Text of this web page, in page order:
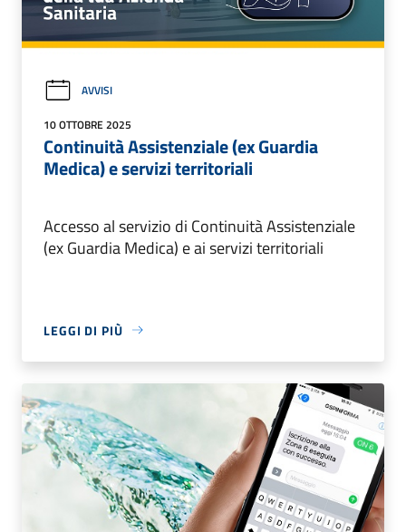
AVVISI
10 OTTOBRE 2025
Continuità Assistenziale (ex Guardia
Medica) e servizi territoriali
Accesso al servizio di Continuità Assistenziale
(ex Guardia Medica) e ai servizi territoriali
LEGGI DI PIÙ